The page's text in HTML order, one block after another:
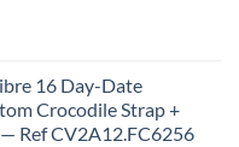
16 Day-Date
Crocodile Strap +
Ref CV2A12.FC6256